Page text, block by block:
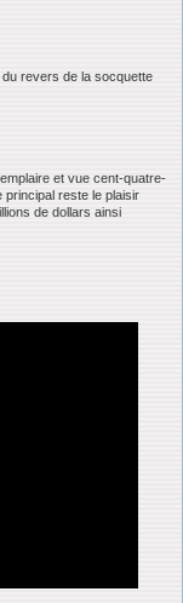
revers de la socquette
et vue cent-quatre-
principal reste le plaisir
de dollars ainsi